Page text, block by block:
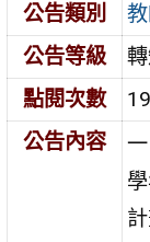
公告類別
公告等級
點閱次數
公告內容